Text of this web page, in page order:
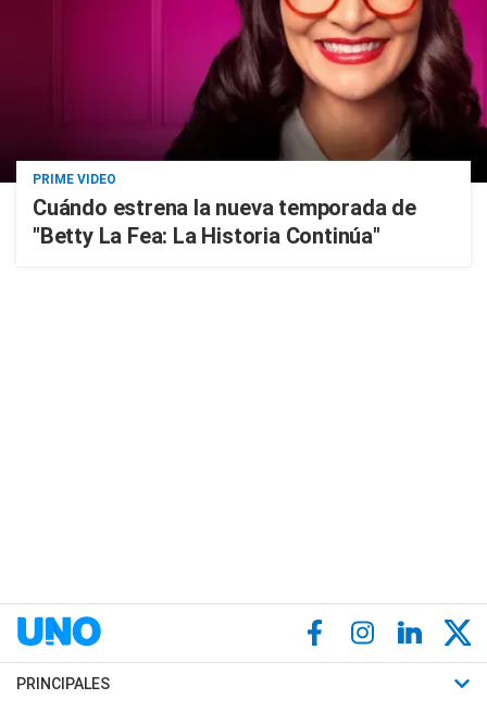
PRIME VIDEO
Cuándo estrena la nueva temporada de
"Betty La Fea: La Historia Continúa"
PRINCIPALES